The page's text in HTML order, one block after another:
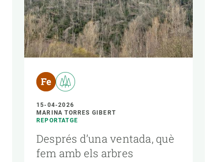
15-04-2026
MARINA TORRES GIBERT
REPORTATGE
Després d’una ventada, què
fem amb els arbres